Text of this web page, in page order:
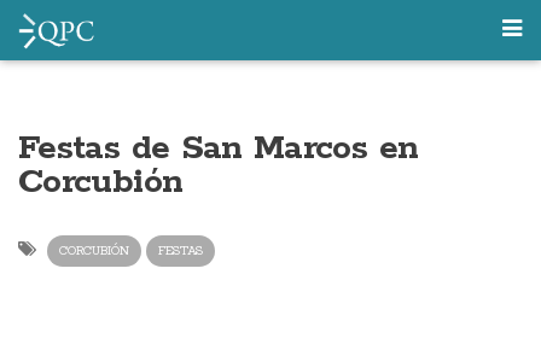
Festas de San Marcos en
Corcubión
CORCUBIÓN FESTAS